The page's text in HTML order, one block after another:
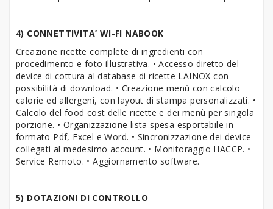
4) CONNETTIVITA’ WI-FI NABOOK
Creazione ricette complete di ingredienti con
procedimento e foto illustrativa. • Accesso diretto del
device di cottura al database di ricette LAINOX con
possibilità di download. • Creazione menù con calcolo
calorie ed allergeni, con layout di stampa personalizzati. •
Calcolo del food cost delle ricette e dei menù per singola
porzione. • Organizzazione lista spesa esportabile in
formato Pdf, Excel e Word. • Sincronizzazione dei device
collegati al medesimo account. • Monitoraggio HACCP. •
Service Remoto. • Aggiornamento software.
5) DOTAZIONI DI CONTROLLO